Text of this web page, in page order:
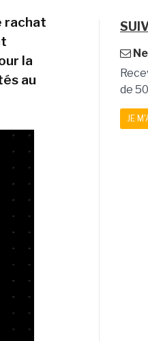
rachat
la
au
de
JE